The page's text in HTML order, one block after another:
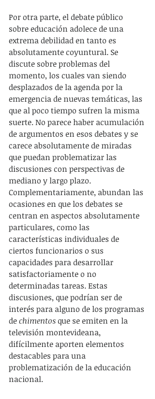
Por otra parte, el debate público
sobre educación adolece de una
extrema debilidad en tanto es
absolutamente coyuntural. Se
discute sobre problemas del
momento, los cuales van siendo
desplazados de la agenda por la
emergencia de nuevas temáticas, las
que al poco tiempo sufren la misma
suerte. No parece haber acumulación
de argumentos en esos debates y se
carece absolutamente de miradas
que puedan problematizar las
discusiones con perspectivas de
mediano y largo plazo.
Complementariamente, abundan las
ocasiones en que los debates se
centran en aspectos absolutamente
particulares, como las
características individuales de
ciertos funcionarios o sus
capacidades para desarrollar
satisfactoriamente o no
determinadas tareas. Estas
discusiones, que podrían ser de
interés para alguno de los programas
de chimentos que se emiten en la
televisión montevideana,
difícilmente aporten elementos
destacables para una
problematización de la educación
nacional.